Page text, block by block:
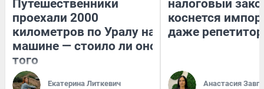
Путешественники
проехали 2000
километров по Уралу на
машине — стоило ли оно
того
Екатерина Литкевич
налоговый
коснется
даже
Анастасия